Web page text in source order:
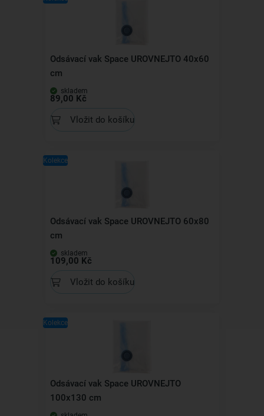
Odsávací vak Space UROVNEJTO 40x60
cm
skladem
89,00 Kč
Vložit do košíku
Kolekce
Odsávací vak Space UROVNEJTO 60x80
cm
skladem
109,00 Kč
Vložit do košíku
Kolekce
Odsávací vak Space UROVNEJTO
100x130 cm